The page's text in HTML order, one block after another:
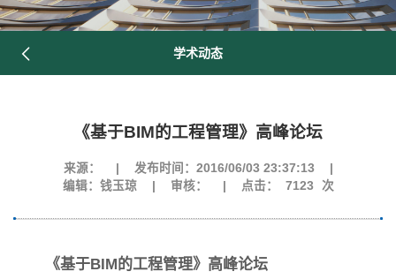
学术动态
《基于BIM的工程管理》高峰论坛
来源： 发布时间：2016/06/03 23:37:13
编辑：钱玉琼
审核： 点击： 7123 次
《基于BIM的工程管理》高峰论坛